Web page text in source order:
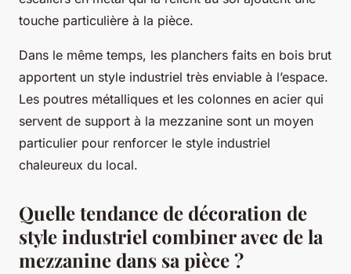
touche particulière à la pièce.
Dans le même temps, les planchers faits en bois brut
apportent un style industriel très enviable à l’espace.
Les poutres métalliques et les colonnes en acier qui
servent de support à la mezzanine sont un moyen
particulier pour renforcer le style industriel
chaleureux du local.
Quelle tendance de décoration de
style industriel combiner avec de la
mezzanine dans sa pièce ?